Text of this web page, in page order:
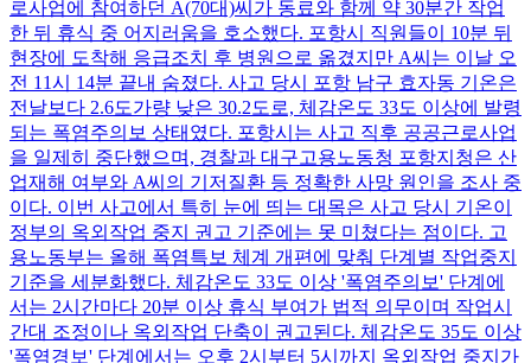
로사업에 참여하던 A(70대)씨가 동료와 함께 약 30분간 작업
한 뒤 휴식 중 어지러움을 호소했다. 포항시 직원들이 10분 뒤
현장에 도착해 응급조치 후 병원으로 옮겼지만 A씨는 이날 오
전 11시 14분 끝내 숨졌다. 사고 당시 포항 남구 효자동 기온은
전날보다 2.6도가량 낮은 30.2도로, 체감온도 33도 이상에 발령
되는 폭염주의보 상태였다. 포항시는 사고 직후 공공근로사업
을 일제히 중단했으며, 경찰과 대구고용노동청 포항지청은 산
업재해 여부와 A씨의 기저질환 등 정확한 사망 원인을 조사 중
이다. 이번 사고에서 특히 눈에 띄는 대목은 사고 당시 기온이
정부의 옥외작업 중지 권고 기준에는 못 미쳤다는 점이다. 고
용노동부는 올해 폭염특보 체계 개편에 맞춰 단계별 작업중지
기준을 세분화했다. 체감온도 33도 이상 '폭염주의보' 단계에
서는 2시간마다 20분 이상 휴식 부여가 법적 의무이며 작업시
간대 조정이나 옥외작업 단축이 권고된다. 체감온도 35도 이상
'폭염경보' 단계에서는 오후 2시부터 5시까지 옥외작업 중지가